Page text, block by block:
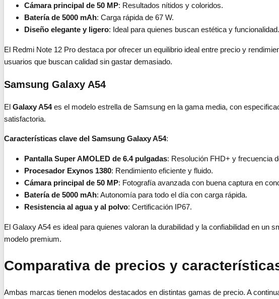
Cámara principal de 50 MP: Resultados nítidos y coloridos.
Batería de 5000 mAh: Carga rápida de 67 W.
Diseño elegante y ligero: Ideal para quienes buscan estética y funcionalidad.
El Redmi Note 12 Pro destaca por ofrecer un equilibrio ideal entre precio y
usuarios que buscan calidad sin gastar demasiado.
Samsung Galaxy A54
El Galaxy A54es el modelo estrella de Samsung en la gama media, con
satisfactoria.
Características clave del Samsung Galaxy A54:
Pantalla Super AMOLED de 6.4 pulgadas: Resolución FHD+ y frecuencia
Procesador Exynos 1380: Rendimiento eficiente y fluido.
Cámara principal de 50 MP: Fotografía avanzada con buena captura en
Batería de 5000 mAh: Autonomía para todo el día con carga rápida.
Resistencia al agua y al polvo: Certificación IP67.
El Galaxy A54 es ideal para quienes valoran la durabilidad y la confiabilidad en un
modelo premium.
Comparativa de precios y
Ambas marcas tienen modelos destacados en distintas gamas de precio. A